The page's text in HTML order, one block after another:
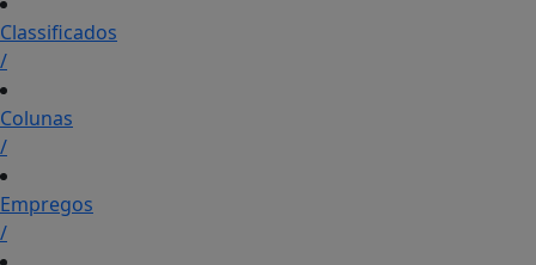
Classificados
/
Colunas
/
Empregos
/